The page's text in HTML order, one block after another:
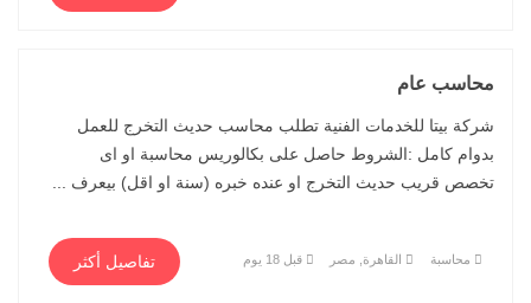
محاسب عام
شركة بيتا للخدمات الفنية تطلب محاسب حديث التخرج للعمل
بدوام كامل :الشروط حاصل على بكالوريس محاسبة او اى
تخصص قريب حديث التخرج او عنده خبره (سنة او اقل) بيعرف ...
محاسبة القاهرة, مصر قبل 18 يوم تفاصيل أكثر